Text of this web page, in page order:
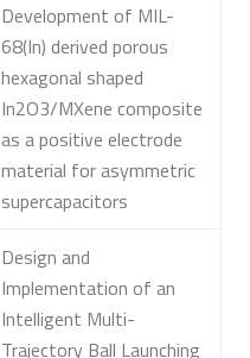
Development of MIL-
68(In) derived porous
hexagonal shaped
In2O3/MXene composite
as a positive electrode
material for asymmetric
supercapacitors
Design and
Implementation of an
Intelligent Multi-
Trajectory Ball Launching